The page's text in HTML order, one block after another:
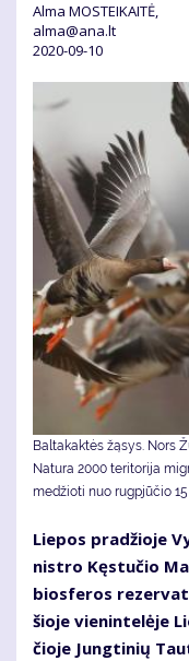
Alma MOSTEIKAITĖ,
alma@ana.lt
2020-09-10
Baltakaktės žąsys. Nors
Natura 2000 teritorija
medžioti nuo rugpjūčio
Lie­pos pra­džio­je
nist­ro Kęs­tu­čio
bios­fe­ros
šio­je vie­nin­te­lė­je
čio­je Jung­ti­nių